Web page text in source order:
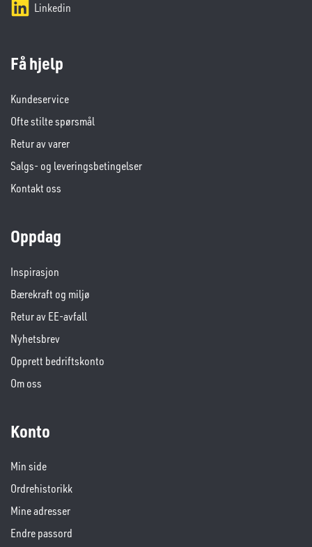
Linkedin
Få hjelp
Kundeservice
Ofte stilte spørsmål
Retur av varer
Salgs- og leveringsbetingelser
Kontakt oss
Oppdag
Inspirasjon
Bærekraft og miljø
Retur av EE-avfall
Nyhetsbrev
Opprett bedriftskonto
Om oss
Konto
Min side
Ordrehistorikk
Mine adresser
Endre passord